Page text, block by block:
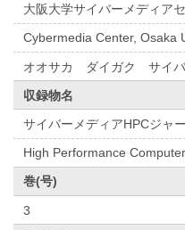
大阪大学サイバーメディア
Cybermedia Center, Osaka
オオサカ ダイガク サイ
収録物名
サイバーメディアHPCジャ
High Performance
巻(号)
3